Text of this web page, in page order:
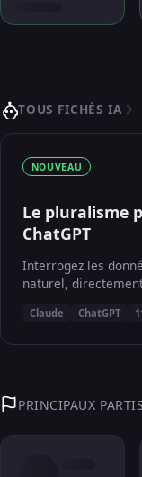
TOUS FICHÉS IA
NOUVEAU
Le pluralisme
ChatGPT
Interrogez les
naturel,
Claude ChatGPT
PRINCIPAUX